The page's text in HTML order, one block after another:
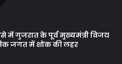
में गुजरात के पूर्व मुख्यमंत्री विजय
जगत में शोक की लहर